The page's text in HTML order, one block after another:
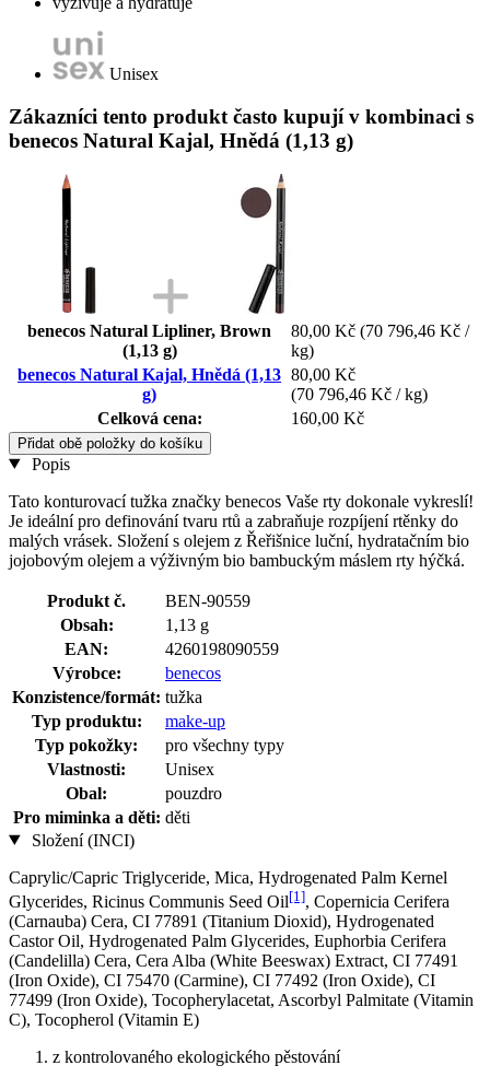
Unisex
Zákazníci tento produkt často kupují v kombinaci s
benecos Natural Kajal, Hnědá (1,13 g)
benecos Natural Lipliner, Brown
(1,13 g)
80,00 Kč (70 796,46 Kč /
kg)
benecos Natural Kajal, Hnědá (1,13
g)
80,00 Kč
(70 796,46 Kč / kg)
Celková cena:
160,00 Kč
Přidat obě položky do košíku
Popis
Tato konturovací tužka značky benecos Vaše rty dokonale vykreslí!
Je ideální pro definování tvaru rtů a zabraňuje rozpíjení rtěnky do
malých vrásek. Složení s olejem z Řeřišnice luční, hydratačním bio
jojobovým olejem a výživným bio bambuckým máslem rty hýčká.
Produkt č.
BEN-90559
Obsah:
1,13 g
EAN:
4260198090559
Výrobce:
benecos
Konzistence/formát: tužka
Typ produktu:
make-up
Typ pokožky:
pro všechny typy
Vlastnosti:
Unisex
Obal:
pouzdro
Pro miminka a děti: děti
Složení (INCI)
Caprylic/Capric Triglyceride, Mica, Hydrogenated Palm Kernel
Glycerides, Ricinus Communis Seed Oil[1], Copernicia Cerifera
(Carnauba) Cera, CI 77891 (Titanium Dioxid), Hydrogenated
Castor Oil, Hydrogenated Palm Glycerides, Euphorbia Cerifera
(Candelilla) Cera, Cera Alba (White Beeswax) Extract, CI 77491
(Iron Oxide), CI 75470 (Carmine), CI 77492 (Iron Oxide), CI
77499 (Iron Oxide), Tocopherylacetat, Ascorbyl Palmitate (Vitamin
C), Tocopherol (Vitamin E)
z kontrolovaného ekologického pěstování